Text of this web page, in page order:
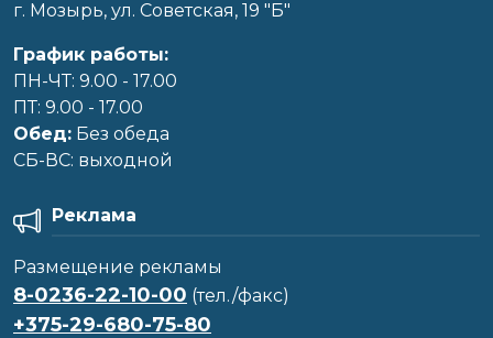
г. Мозырь, ул. Советская, 19 "Б"
График работы:
ПН-ЧТ: 9.00 - 17.00
ПТ: 9.00 - 17.00
Обед: Без обеда
CБ-ВС: выходной
Реклама
Размещение рекламы
8-0236-22-10-00 (тел./факс)
+375-29-680-75-80